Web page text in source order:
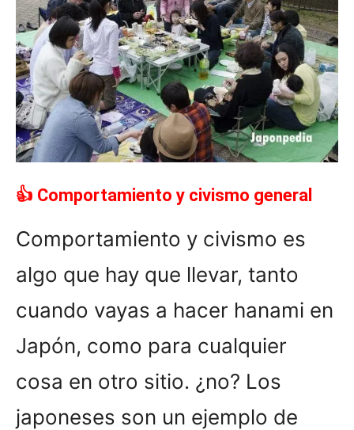
👍 Comportamiento y civismo general
Comportamiento y civismo es
algo que hay que llevar, tanto
cuando vayas a hacer hanami en
Japón, como para cualquier
cosa en otro sitio. ¿no? Los
japoneses son un ejemplo de